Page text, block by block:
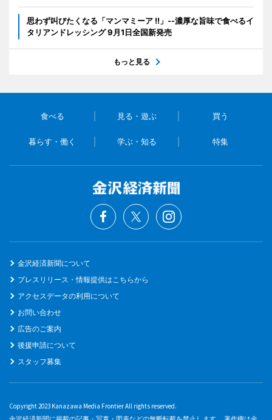
思わず叫びたくなる「マンマミーア !!」--濃厚な旨味で食べるイ
タリアンドレッシング 9月1日全国新発売
もっと見る
食べる 見る・遊ぶ 買う
暮らす・働く 学ぶ・知る 特集
金沢経済新聞について
プレスリリース・情報提供はこちらから
アクセスデータの利用について
お問い合わせ
広告のご案内
後援申請について
スタッフ募集
Copyright 2023 Kanazawa Media Frontier All rights reserved.